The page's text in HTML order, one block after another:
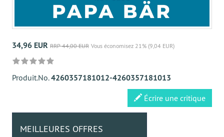
34,96 EUR RRP 44,00 EUR Vous économisez 21% (9,04 EUR)
Produit.No.4260357181012-4260357181013
Écrire une critique
MEILLEURES OFFRES